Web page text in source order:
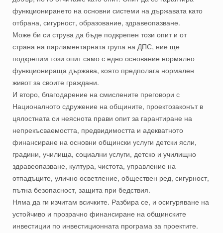
функционирането на основни системи на държавата като
отбрана, сигурност, образование, здравеопазване.
Може би си струва да бъде подкрепен този опит и от
страна на парламентарната група на ДПС, ние ще
подкрепим този опит само с едно основание нормално
функционираща държава, която предполага нормален
живот за своите граждани.
И второ, благодарение на смислените преговори с
Националното сдружение на общините, проектозаконът в
цялостната си неяснота прави опит за гарантиране на
непрекъсваемостта, предвидимостта и адекватното
финансиране на основни общински услуги детски ясли,
градини, училища, социални услуги, детско и училищно
здравеопазване, култура, чистота, управление на
отпадъците, улично осветление, обществен ред, сигурност,
пътна безопасност, защита при бедствия.
Няма да ги изчитам всичките. Разбира се, и осигуряване на
устойчиво и прозрачно финансиране на общинските
инвестиции по инвестиционната програма за проектите.